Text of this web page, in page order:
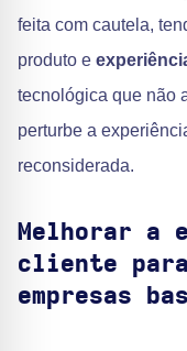
feita com cautela,
produto e
tecnológica que não
perturbe a
reconsiderada.
Melhorar a
cliente
empresas